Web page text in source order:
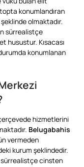
konumlandıran
olmaktadır.
sürrealistçe
husustur. Kısacası
konumlanan
hizmetlerini
Belugabahis
vermeden
kurum şeklindedir.
sürrealistçe cinsten